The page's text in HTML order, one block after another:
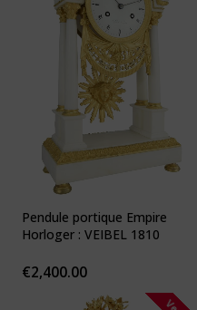
Pendule portique Empire
Horloger : VEIBEL 1810
€2,400.00